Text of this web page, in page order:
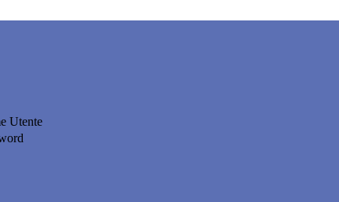
Utente